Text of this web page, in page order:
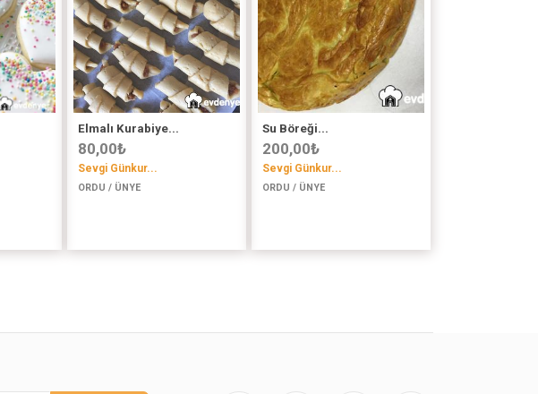
Elmalı Kurabiye...
80,00₺
Sevgi Günkur...
ORDU / ÜNYE
Su Böreği...
200,00₺
Sevgi Günkur...
ORDU / ÜNYE